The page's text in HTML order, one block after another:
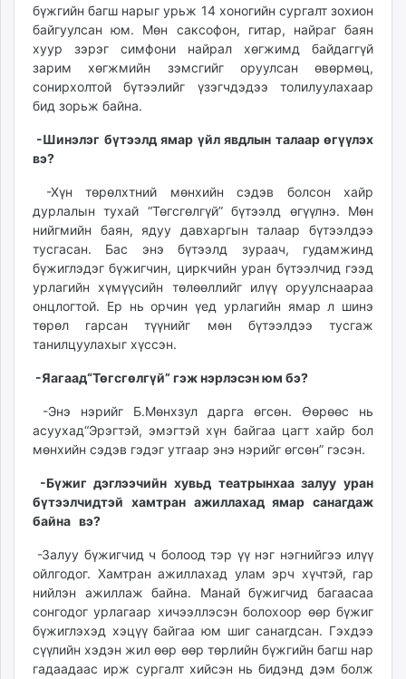
бүжгийн багш нарыг урьж 14 хоногийн сургалт зохион
байгуулсан юм. Мөн саксофон, гитар, найраг баян
хуур зэрэг симфони найрал хөгжимд байдаггүй
зарим хөгжмийн зэмсгийг оруулсан өвөрмөц,
сонирхолтой бүтээлийг үзэгчдэдээ толилуулахаар
бид зорьж байна.
-Шинэлэг бүтээлд ямар үйл явдлын талаар өгүүлэх
вэ?
-Хүн төрөлхтний мөнхийн сэдэв болсон хайр
дурлалын тухай “Төгсгөлгүй” бүтээлд өгүүлнэ. Мөн
нийгмийн баян, ядуу давхаргын талаар бүтээлдээ
тусгасан. Бас энэ бүтээлд зураач, гудамжинд
бүжиглэдэг бүжигчин, циркчийн уран бүтээлчид гээд
урлагийн хүмүүсийн төлөөллийг илүү оруулснаараа
онцлогтой. Ер нь орчин үед урлагийн ямар л шинэ
төрөл гарсан түүнийг мөн бүтээлдээ тусгаж
танилцуулахыг хүссэн.
-Яагаад“Төгсгөлгүй” гэж нэрлэсэн юм бэ?
-Энэ нэрийг Б.Мөнхзул дарга өгсөн. Өөрөөс нь
асуухад“Эрэгтэй, эмэгтэй хүн байгаа цагт хайр бол
мөнхийн сэдэв гэдэг утгаар энэ нэрийг өгсөн” гэсэн.
-Бүжиг дэглээчийн хувьд театрынхаа залуу уран
бүтээлчидтэй хамтран ажиллахад ямар санагдаж
байна вэ?
-Залуу бүжигчид ч болоод тэр үү нэг нэгнийгээ илүү
ойлгодог. Хамтран ажиллахад улам эрч хүчтэй, гар
нийлэн ажиллаж байна. Манай бүжигчид багаасаа
сонгодог урлагаар хичээллэсэн болохоор өөр бүжиг
бүжиглэхэд хэцүү байгаа юм шиг санагдсан. Гэхдээ
сүүлийн хэдэн жил өөр өөр төрлийн бүжгийн багш нар
гадаадаас ирж сургалт хийсэн нь бидэнд дэм болж